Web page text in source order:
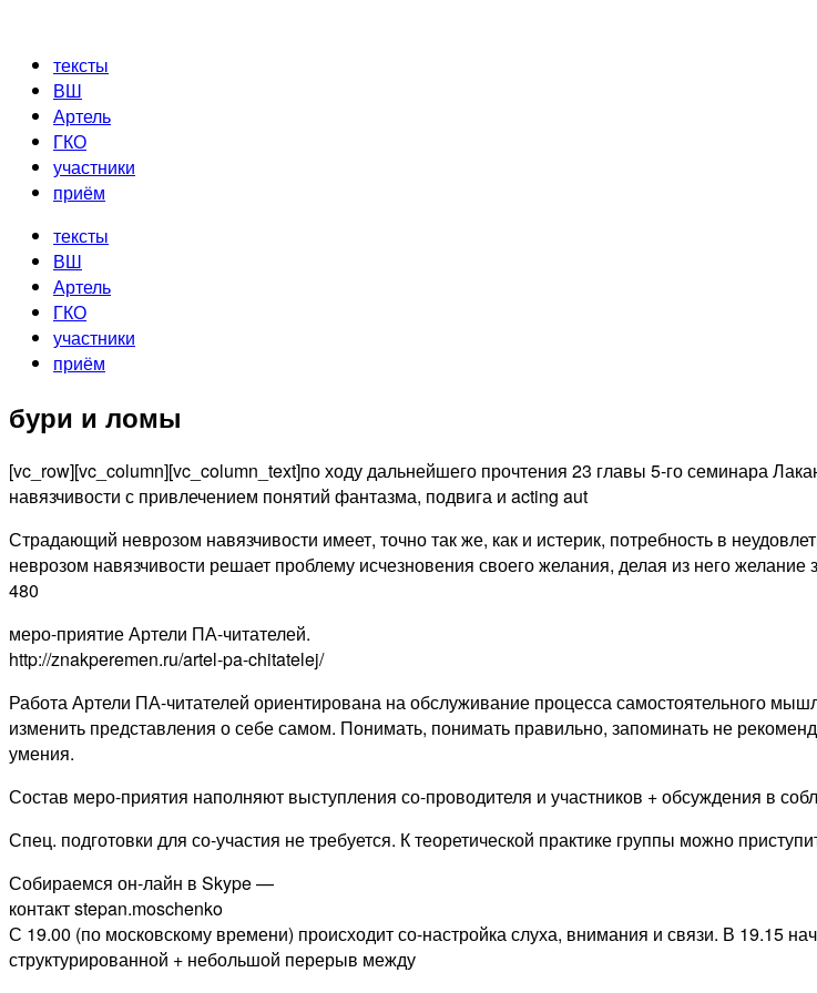
содержимому
тексты
ВШ
Артель
ГКО
участники
приём
тексты
ВШ
Артель
ГКО
участники
приём
бури и ломы
[vc_row][vc_column][vc_column_text]по ходу дальнейшего прочтения 23 главы 5-го семинара
навязчивости с привлечением понятий фантазма, подвига и acting aut
Страдающий неврозом навязчивости имеет, точно так же, как и истерик, потребность в
неврозом навязчивости решает проблему исчезновения своего желания, делая из него
480
меро-приятие Артели ПА-читателей.
http://znakperemen.ru/artel-pa-chitatelej/
Работа Артели ПА-читателей ориентирована на обслуживание процесса самостоятельного
изменить представления о себе самом. Понимать, понимать правильно, запоминать не
умения.
Состав меро-приятия наполняют выступления со-проводителя и участников + обсуждения в
Спец. подготовки для со-участия не требуется. К теоретической практике группы можно
Собираемся он-лайн в Skype —
контакт stepan.moschenko
С 19.00 (по московскому времени) происходит со-настройка слуха, внимания и связи. В 19.15
структурированной + небольшой перерыв между